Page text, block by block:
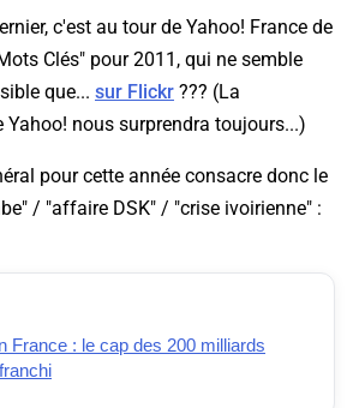
c'est au tour de Yahoo! France de
Clés" pour 2011, qui ne semble
que... sur Flickr ??? (La
nous surprendra toujours...)
pour cette année consacre donc le
/ "affaire DSK" / "crise ivoirienne" :
France : le cap des 200 milliards